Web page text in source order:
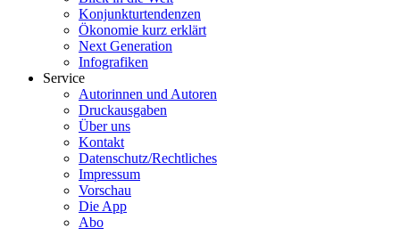
Konjunkturtendenzen
Ökonomie kurz erklärt
Next Generation
Infografiken
Service
Autorinnen und Autoren
Druckausgaben
Über uns
Kontakt
Datenschutz/Rechtliches
Impressum
Vorschau
Die App
Abo